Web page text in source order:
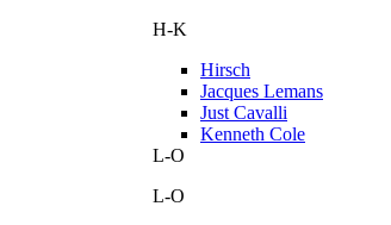
H-K
Hirsch
Jacques Lemans
Just Cavalli
Kenneth Cole
L-O
L-O